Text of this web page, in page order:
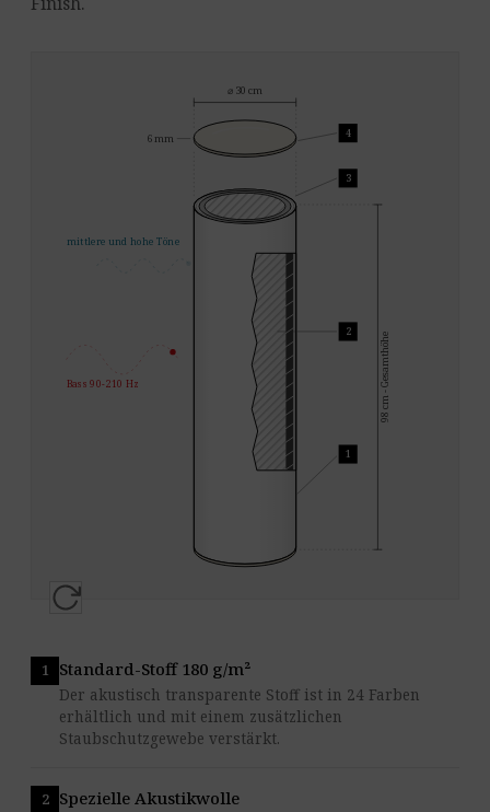
98 cm - Gesamthöhe
⌀ 30 cm
1
2
3
6 mm 4
mittlere und hohe Töne
Bass 90-210 Hz
Standard-Stoff 180 g/m²
Der akustisch transparente Stoff ist in 24 Farben
erhältlich und mit einem zusätzlichen
Staubschutzgewebe verstärkt.
Spezielle Akustikwolle